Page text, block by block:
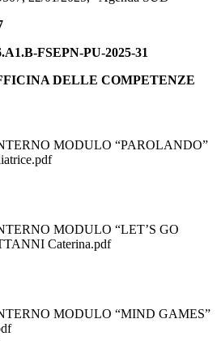
FSEPN-PU-2025-31
DELLE COMPETENZE
MODULO “PAROLANDO”
MODULO “LET’S GO
Caterina.pdf
MODULO “MIND GAMES”